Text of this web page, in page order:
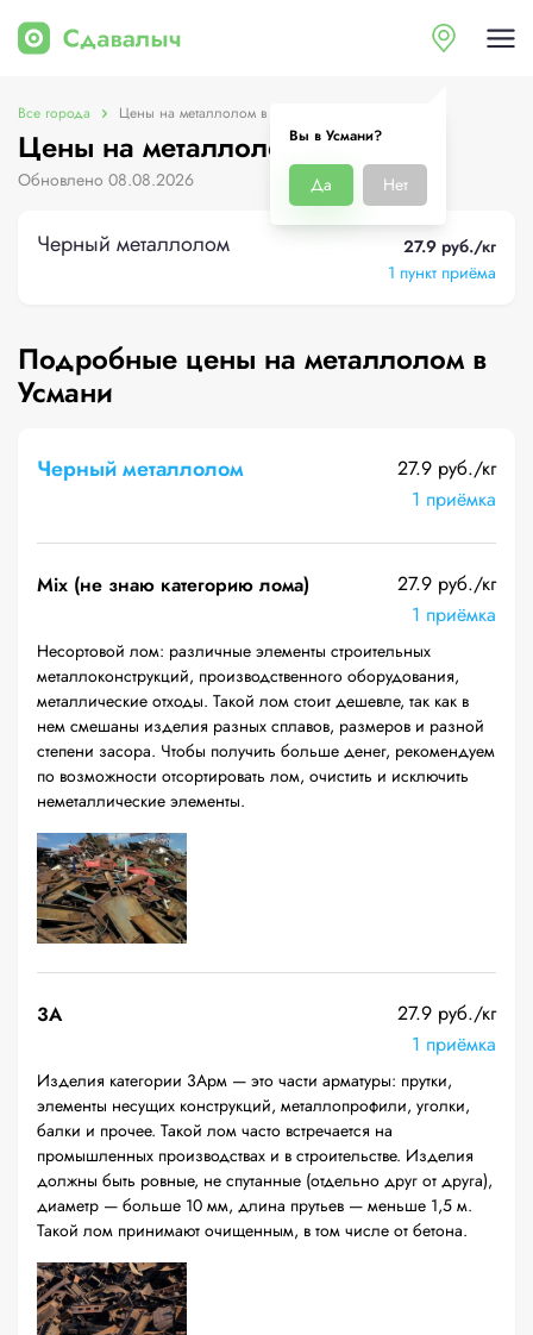
Вы в Усмани?
Да Нет
Все города Цены на металлолом в Усмани
Цены на металлолом в Усмани
Обновлено 08.08.2026
Черный металлолом
27.9 руб./кг
1 пункт приёма
Подробные цены на металлолом в
Усмани
Черный металлолом
27.9 руб./кг
1 приёмка
Mix (не знаю категорию лома)
27.9 руб./кг
1 приёмка
Несортовой лом: различные элементы строительных
металлоконструкций, производственного оборудования,
металлические отходы. Такой лом стоит дешевле, так как в
нем смешаны изделия разных сплавов, размеров и разной
степени засора. Чтобы получить больше денег, рекомендуем
по возможности отсортировать лом, очистить и исключить
неметаллические элементы.
3А
27.9 руб./кг
1 приёмка
Изделия категории 3Арм — это части арматуры: прутки,
элементы несущих конструкций, металлопрофили, уголки,
балки и прочее. Такой лом часто встречается на
промышленных производствах и в строительстве. Изделия
должны быть ровные, не спутанные (отдельно друг от друга),
диаметр — больше 10 мм, длина прутьев — меньше 1,5 м.
Такой лом принимают очищенным, в том числе от бетона.